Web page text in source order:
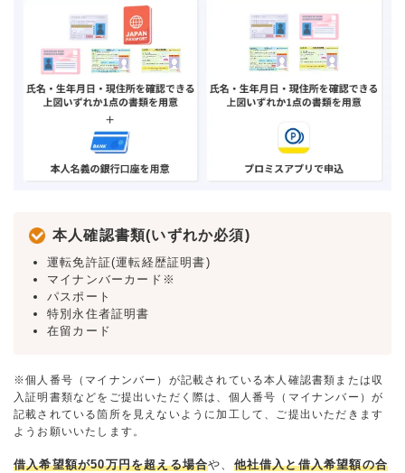
本人確認書類(いずれか必須)
運転免許証(運転経歴証明書)
マイナンバーカード※
パスポート
特別永住者証明書
在留カード
※個人番号（マイナンバー）が記載されている本人確認書類または収
入証明書類などをご提出いただく際は、個人番号（マイナンバー）が
記載されている箇所を見えないように加工して、ご提出いただきます
ようお願いいたします。
借入希望額が50万円を超える場合や、 他社借入と借入希望額の合